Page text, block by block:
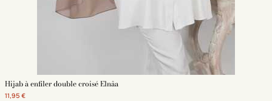
Hijab à enfiler double croisé Elnâa
11,95 €